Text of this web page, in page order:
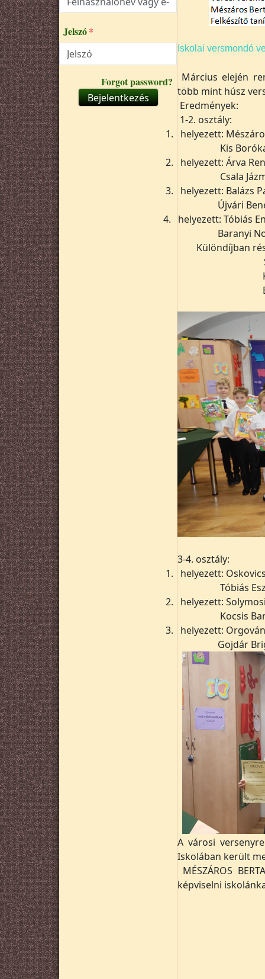
Jelszó
Forgot password?
Bejelentkezés
Iskolai versmondó
Március elején
több mint húsz
Eredmények:
1-2. osztály:
1.
helyezett:
Kis
2.
helyezett: Árva
Csala
3.
helyezett: Balázs
Újvári
4.
helyezett: Tóbiás
Baranyi
Különdíjban
3-4. osztály:
1.
helyezett:
Tóbiás
2.
helyezett:
Kocsis
3.
helyezett:
Gojdár
A városi
Iskolában került
MÉSZÁROS
képviselni